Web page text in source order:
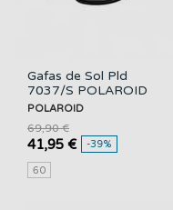
Gafas de Sol Pld
7037/S POLAROID
POLAROID
41,95 €
69,90 €
-39%
60